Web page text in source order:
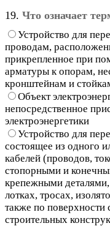
19. Что означает
Устройство для
проводам,
прикрепленное при
арматуры к опорам,
кронштейнам и
Объект
непосредственное
электроэнергетики
Устройство для
состоящее из одного
кабелей (проводов,
стопорными и
крепежными
лотках, тросах,
также по поверхности
строительных